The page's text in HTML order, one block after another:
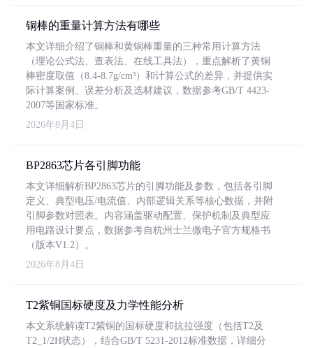
铜棒的重量计算方法有哪些
本文详细介绍了铜棒和黄铜棒重量的三种常用计算方法
（理论公式法、查表法、在线工具法），重点解析了黄铜
棒密度取值（8.4-8.7g/cm³）和计算公式的差异，并提供实
际计算案例、误差分析及选材建议，数据参考GB/T 4423-
2007等国家标准。
2026年8月4日
BP2863芯片各引脚功能
本文详细解析BP2863芯片的引脚功能及参数，包括各引脚
定义、典型电压/电流值、内部逻辑关系等核心数据，并附
引脚参数对照表。内容涵盖驱动配置、保护机制及典型应
用电路设计要点，数据参考自杭州士兰微电子官方规格书
（版本V1.2）。
2026年8月4日
T2紫铜国标硬度及力学性能分析
本文系统解读T2紫铜的国标硬度和抗拉强度（包括T2及
T2_1/2H状态），结合GB/T 5231-2012标准数据，详细分